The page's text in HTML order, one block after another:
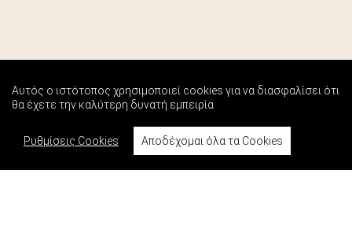
Αυτός ο ιστότοπος χρησιμοποιεί cookies για να διασφαλίσει ότι
θα έχετε την καλύτερη δυνατή εμπειρία
Ρυθμίσεις Cookies Αποδέχομαι όλα τα Cookies